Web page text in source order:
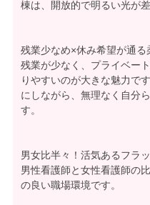
棟は、開放的で明るい光が
残業少なめ×休み希望が通る
残業が少なく、プライベー
りやすいのが大きな魅力で
にしながら、無理なく自分
す。
男女比半々！活気あるフラ
男性看護師と女性看護師の
の良い職場環境です。